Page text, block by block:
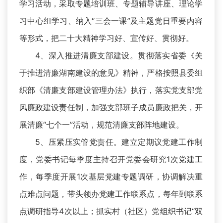
学习活动，采取专题培训班、专题辅导讲座、理论学
习中心组学习、纳入“三会一课”及主题党日重要内容
等形式，把二十大精神学习好、宣传好、贯彻好。
4、深入推进清廉支部建设。贯彻落实省委《关
于推进清廉湖南建设的意见》精神，严格按照县委组
织部《清廉支部建设管理办法》执行，落实党支部党
风廉政建设责任制，加强支部班子成员廉政把关，开
展清廉“七个一”活动，规范清廉支部阵地建设。
5、压紧压实管党责任。建立定期议党建工作制
度，党委书记每季度主持召开党委会研究1次党建工
作，每季度开展1次基层党建专题调研，协调解决重
点难点问题，带头领办党建工作联系点，每年到联系
点调研指导4次以上；抓实村（社区）党组织书记“双